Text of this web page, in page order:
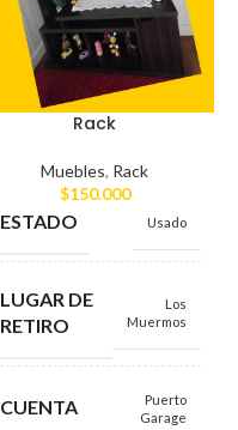
Rack
Muebles, Rack
$150.000
ESTADO Usado
LUGAR DE
RETIRO
Los
Muermos
CUENTA
Puerto
Garage